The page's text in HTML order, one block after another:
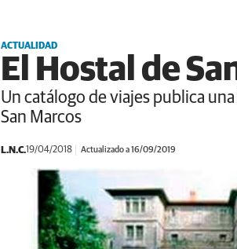
ACTUALIDAD
El Hostal de
Un catálogo de viajes publica
San Marcos
L.N.C.19/04/2018 Actualizado a 16/09/2019